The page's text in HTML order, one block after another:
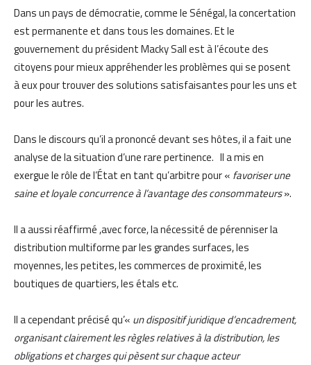
Dans un pays de démocratie, comme le Sénégal, la concertation
est permanente et dans tous les domaines. Et le
gouvernement du président Macky Sall est à l’écoute des
citoyens pour mieux appréhender les problèmes qui se posent
à eux pour trouver des solutions satisfaisantes pour les uns et
pour les autres.
Dans le discours qu’il a prononcé devant ses hôtes, il a fait une
analyse de la situation d’une rare pertinence. Il a mis en
exergue le rôle de l’État en tant qu’arbitre pour « favoriser une
saine et loyale concurrence à l’avantage des consommateurs».
Il a aussi réaffirmé ,avec force, la nécessité de pérenniser la
distribution multiforme par les grandes surfaces, les
moyennes, les petites, les commerces de proximité, les
boutiques de quartiers, les étals etc.
Il a cependant précisé qu’« un dispositif juridique d’encadrement,
organisant clairement les règles relatives à la distribution, les
obligations et charges qui pèsent sur chaque acteur